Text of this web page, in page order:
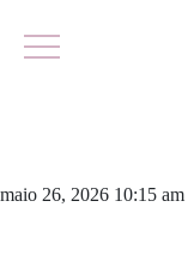
maio 26, 2026 10:15 am